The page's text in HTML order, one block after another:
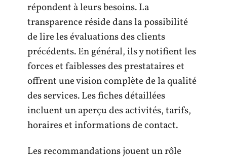
répondent à leurs besoins. La
transparence réside dans la possibilité
de lire les évaluations des clients
précédents. En général, ils y notifient les
forces et faiblesses des prestataires et
offrent une vision complète de la qualité
des services. Les fiches détaillées
incluent un aperçu des activités, tarifs,
horaires et informations de contact.
Les recommandations jouent un rôle